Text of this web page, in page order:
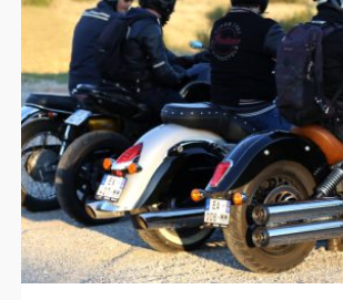
NEWSLETTER
SÍGUENOS